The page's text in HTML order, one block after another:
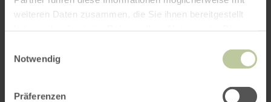
weiteren Daten zusammen, die Sie ihnen bereitgestellt
Notwendig
Präferenzen